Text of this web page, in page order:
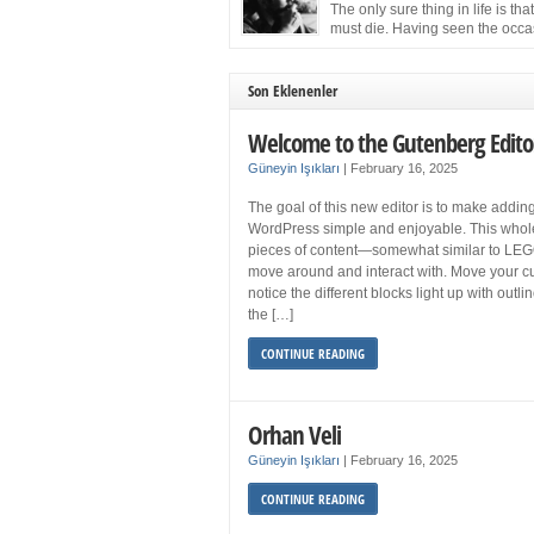
and still feel fatigued when your […]
The only sure thing in life is that
must die. Having seen the
the Cuban Revolution would succumb to that
Son Eklenenler
Welcome to the Gutenberg
Güneyin Işıkları February 16, 2025
The goal of this new editor is to make
WordPress simple and enjoyable. This
pieces of content—somewhat similar to
move around and interact with. Move your
notice the different blocks light up with
the […]
CONTINUE READING
Orhan Veli
Güneyin Işıkları February 16, 2025
CONTINUE READING